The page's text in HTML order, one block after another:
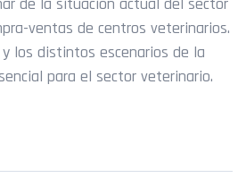
de la situación actual del sector
ventas de centros veterinarios.
los distintos escenarios de la
para el sector veterinario.